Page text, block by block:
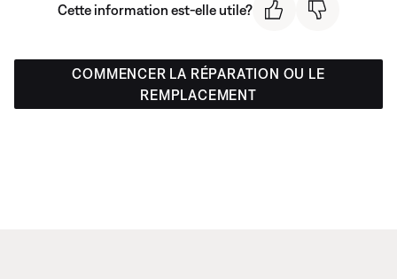
Cette information est-elle utile?
COMMENCER LA RÉPARATION OU LE
REMPLACEMENT